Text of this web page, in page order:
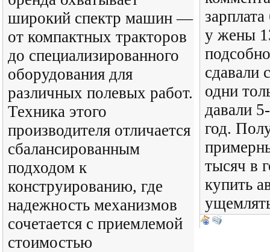
широкий спектр машин —
от компактных тракторов
до специализированного
оборудования для
различных полевых работ.
Техника этого
производителя отличается
сбалансированным
подходом к
конструированию, где
надежность механизмов
сочетается с приемлемой
стоимостью
у жены
сдавали
одни
давали
год.
тысяч в
купить